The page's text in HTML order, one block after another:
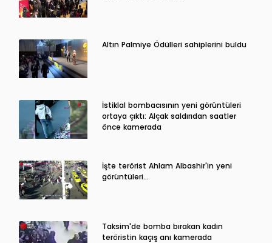
Altın Palmiye Ödülleri sahiplerini buldu
İstiklal bombacısının yeni görüntüleri
ortaya çıktı: Alçak saldırıdan saatler
önce kamerada
İşte terörist Ahlam Albashir'in yeni
görüntüleri…
Taksim'de bomba bırakan kadın
teröristin kaçış anı kamerada